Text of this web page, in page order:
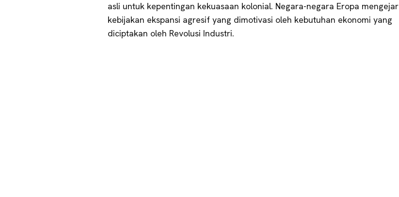
asli untuk kepentingan kekuasaan kolonial. Negara-negara Eropa mengejar
kebijakan ekspansi agresif yang dimotivasi oleh kebutuhan ekonomi yang
diciptakan oleh Revolusi Industri.